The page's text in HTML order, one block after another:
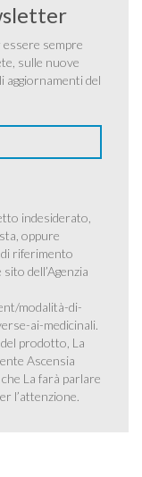
sempre
sulle nuove
aggiornamenti del
indesiderato,
oppure
riferimento
dell’Agenzia
modalità-di-
ai-medicinali.
prodotto, La
Ascensia
La farà parlare
l’attenzione.